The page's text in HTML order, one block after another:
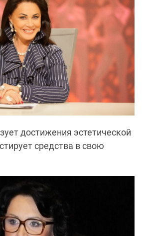
достижения эстетической
средства в свою